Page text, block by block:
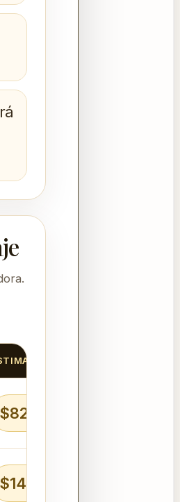
$8275 MXN
$14,017 MXN